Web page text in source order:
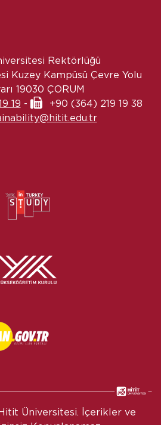
Rektörlüğü
Kuzey Kampüsü Çevre Yolu
19030 ÇORUM
19 -
+90 (364) 219 19 38
Üniversitesi. İçerikler ve